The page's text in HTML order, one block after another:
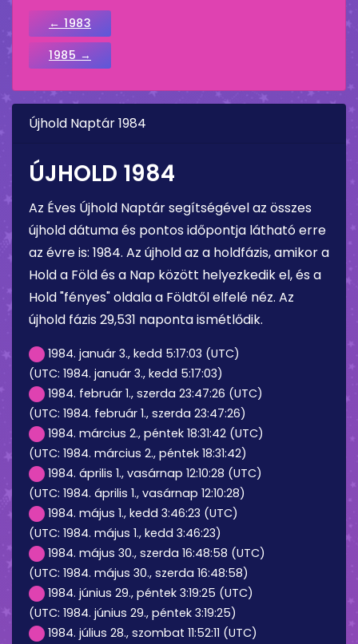
← 1983
1985 →
Újhold Naptár 1984
ÚJHOLD 1984
Az Éves Újhold Naptár segítségével az összes
újhold dátuma és pontos időpontja látható erre
az évre is: 1984. Az újhold az a holdfázis, amikor a
Hold a Föld és a Nap között helyezkedik el, és a
Hold "fényes" oldala a Földtől elfelé néz. Az
újhold fázis 29,531 naponta ismétlődik.
1984. január 3., kedd 5:17:03 (UTC)
(UTC: 1984. január 3., kedd 5:17:03)
1984. február 1., szerda 23:47:26 (UTC)
(UTC: 1984. február 1., szerda 23:47:26)
1984. március 2., péntek 18:31:42 (UTC)
(UTC: 1984. március 2., péntek 18:31:42)
1984. április 1., vasárnap 12:10:28 (UTC)
(UTC: 1984. április 1., vasárnap 12:10:28)
1984. május 1., kedd 3:46:23 (UTC)
(UTC: 1984. május 1., kedd 3:46:23)
1984. május 30., szerda 16:48:58 (UTC)
(UTC: 1984. május 30., szerda 16:48:58)
1984. június 29., péntek 3:19:25 (UTC)
(UTC: 1984. június 29., péntek 3:19:25)
1984. július 28., szombat 11:52:11 (UTC)